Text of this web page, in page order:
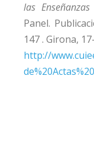
las Enseñanzas
Panel.
147 . Girona,
http://